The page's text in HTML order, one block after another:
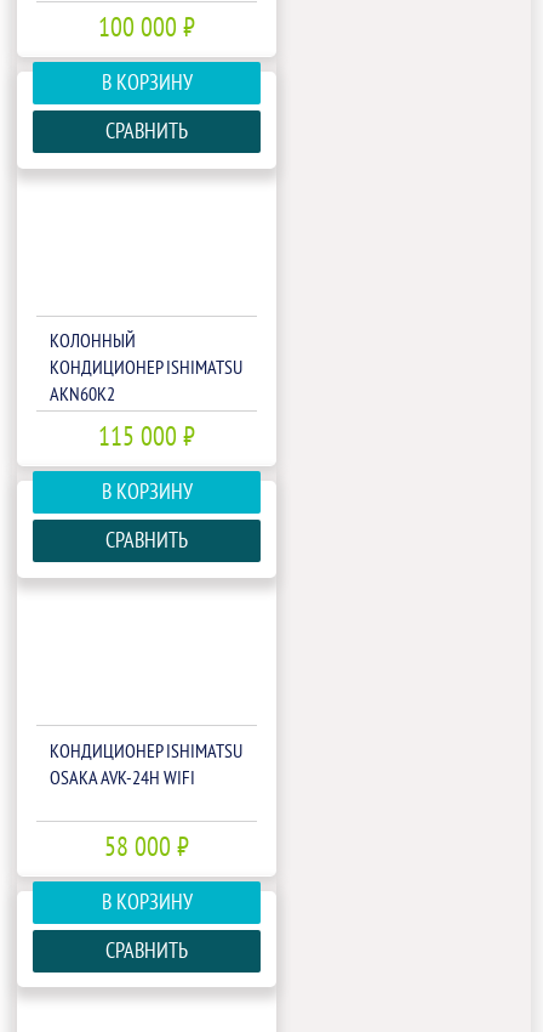
100 000 ₽
В КОРЗИНУ
СРАВНИТЬ
КОЛОННЫЙ
КОНДИЦИОНЕР ISHIMATSU
AKN60K2
115 000 ₽
В КОРЗИНУ
СРАВНИТЬ
КОНДИЦИОНЕР ISHIMATSU
OSAKA AVK-24H WIFI
58 000 ₽
В КОРЗИНУ
СРАВНИТЬ